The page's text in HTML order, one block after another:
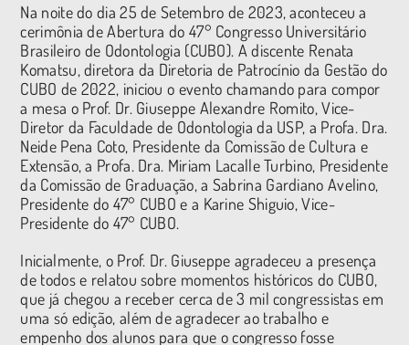
Na noite do dia 25 de Setembro de 2023, aconteceu a
cerimônia de Abertura do 47° Congresso Universitário
Brasileiro de Odontologia (CUBO). A discente Renata
Komatsu, diretora da Diretoria de Patrocínio da Gestão do
CUBO de 2022, iniciou o evento chamando para compor
a mesa o Prof. Dr. Giuseppe Alexandre Romito, Vice-
Diretor da Faculdade de Odontologia da USP, a Profa. Dra.
Neide Pena Coto, Presidente da Comissão de Cultura e
Extensão, a Profa. Dra. Miriam Lacalle Turbino, Presidente
da Comissão de Graduação, a Sabrina Gardiano Avelino,
Presidente do 47° CUBO e a Karine Shiguio, Vice-
Presidente do 47° CUBO.
Inicialmente, o Prof. Dr. Giuseppe agradeceu a presença
de todos e relatou sobre momentos históricos do CUBO,
que já chegou a receber cerca de 3 mil congressistas em
uma só edição, além de agradecer ao trabalho e
empenho dos alunos para que o congresso fosse